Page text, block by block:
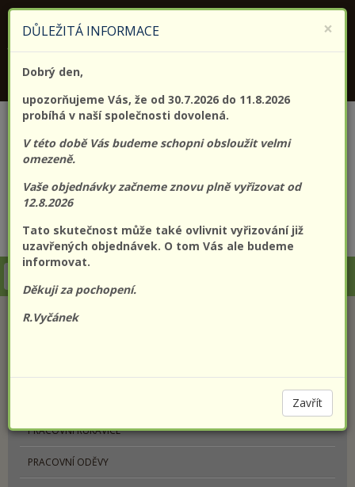
CZK EUR Přihlášení Registrace
PRACOVNÍ RUKAVICE
PRACOVNÍ ODĚVY
×
DŮLEŽITÁ INFORMACE
Dobrý den,
upozorňujeme Vás, že od 30.7.2026 do 11.8.2026
probíhá v naší společnosti dovolená.
V této době Vás budeme schopni obsloužit velmi
omezeně.
Vaše objednávky začneme znovu plně vyřizovat od
12.8.2026
Tato skutečnost může také ovlivnit vyřizování již
uzavřených objednávek. O tom Vás ale budeme
informovat.
Děkuji za pochopení.
R.Vyčánek
Zavřít